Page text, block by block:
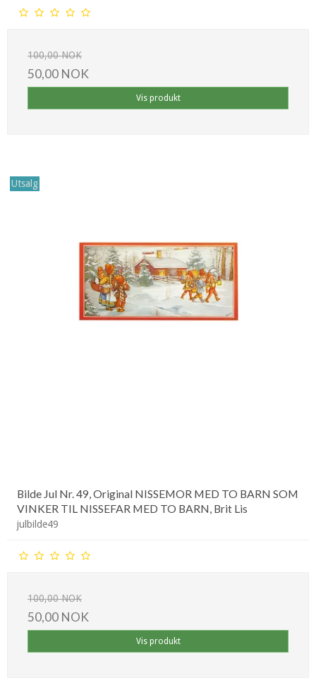
100,00 NOK
50,00 NOK
Vis produkt
Utsalg
Bilde Jul Nr. 49, Original NISSEMOR MED TO BARN SOM
VINKER TIL NISSEFAR MED TO BARN, Brit Lis
julbilde49
100,00 NOK
50,00 NOK
Vis produkt